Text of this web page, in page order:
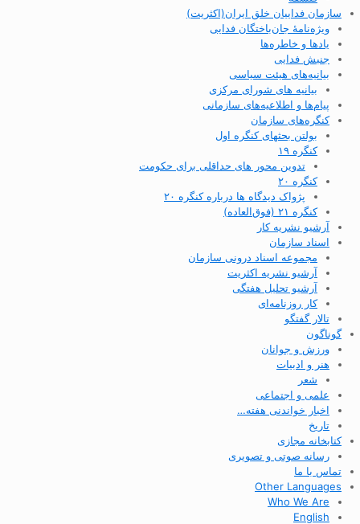
سازمان فداییان خلق ایران(اکثریت)
ویژه‌نامهٔ جان‌باختگان فدایی
یادها و خاطره‌ها
جنبش فدایی
بیانیه‌های هیئت سیاسی
بیانیه های شورای مرکزی
پیام‌ها و اطلاعیه‌های سازمانی
کنگره‌های سازمان
بولتن بحثهای کنگره اول
کنگره ۱۹
تدوین محور های حداقلی برای حکومت
کنگره ۲۰
پژواک دیدگاه ها درباره کنگره ۲۰
کنگره ۲۱ (فوق‌العاده)
آرشیو نشریه کار
اسناد سازمان
مجموعه اسناد درونی سازمان
آرشیو نشریه اکثریت
آرشیو تحلیل هفتگی
کار روزنامه‌ای
تالار گفتگو
گوناگون
ورزش و جوانان
هنر و ادبیات
شعر
علمی و اجتماعی
اخبار خواندنی هفته…
تاریخ
کتابخانه مجازی
رسانه صوتی و تصویری
تماس با ما
Other Languages
Who We Are
English